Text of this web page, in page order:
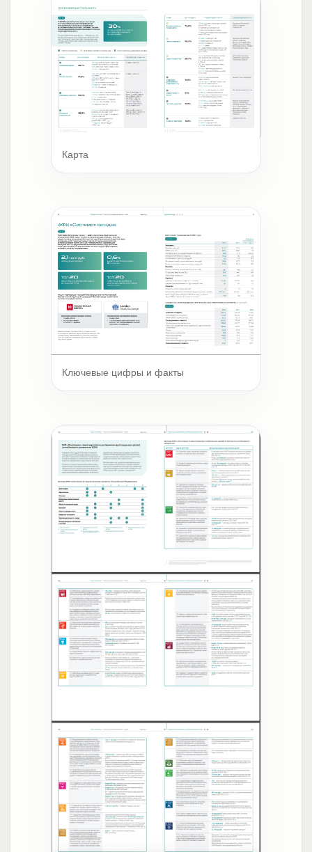
Карта
Ключевые цифры и факты